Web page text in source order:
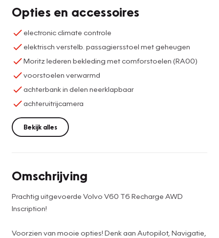
Opties en accessoires
electronic climate controle
elektrisch verstelb. passagiersstoel met geheugen
Moritz lederen bekleding met comforstoelen (RA00)
voorstoelen verwarmd
achterbank in delen neerklapbaar
achteruitrijcamera
Bekijk alles
Omschrijving
Prachtig uitgevoerde Volvo V60 T6 Recharge AWD
Inscription!
Voorzien van mooie opties! Denk aan Autopilot, Navigatie,